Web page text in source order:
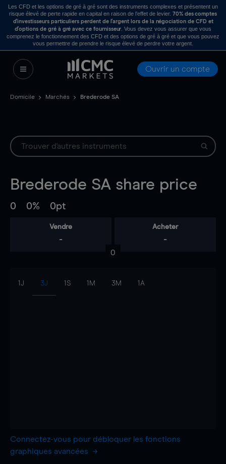
Les CFD et les options de gré à gré sont des instruments complexes et présentent un
risque élevé de perte rapide en capital en raison de l’effet de levier. 70% des comptes
d’investisseurs particuliers perdent de l’argent lors de la négociation de CFD et
d’options de gré à gré avec ce fournisseur . Vous devez vous assurer que vous
comprenez le fonctionnement des CFD et des options de gré à gré et que vous pouvez
vous permettre de prendre le risque élevé de perdre votre argent.
Ouvrir un compte
Domicile Marchés Brederode SA
Brederode SA share price
0 0% 0pt
Vendre
-
Acheter
-
0
1J 3J 1S 1M 3M 1A
Connectez-vous pour débloquer les fonctions
graphiques avancées